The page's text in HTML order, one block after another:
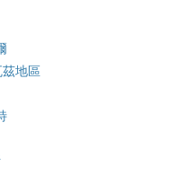
地區